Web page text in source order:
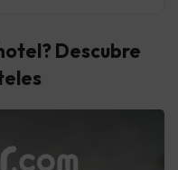
Descubre